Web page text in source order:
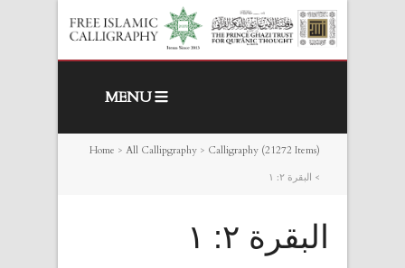
MENU
Home > All Callipgraphy > Calligraphy (21272 Items)
> البقرة ٢: ١
البقرة ٢: ١